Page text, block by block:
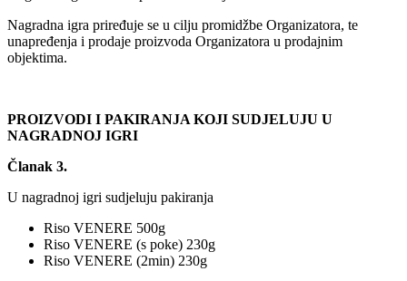
Nagradna igra priređuje se u cilju promidžbe Organizatora, te
unapređenja i prodaje proizvoda Organizatora u prodajnim
objektima.
PROIZVODI I PAKIRANJA KOJI SUDJELUJU U
NAGRADNOJ IGRI
Članak 3.
U nagradnoj igri sudjeluju pakiranja
Riso VENERE 500g
Riso VENERE (s poke) 230g
Riso VENERE (2min) 230g